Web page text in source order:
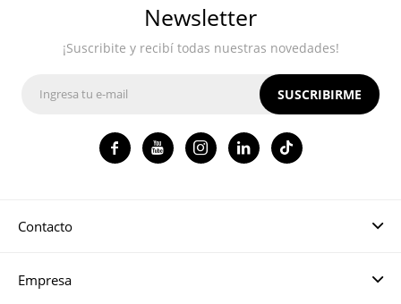
Contacto
Empresa
Newsletter
¡Suscribite y recibí todas nuestras novedades!
SUSCRIBIRME
   